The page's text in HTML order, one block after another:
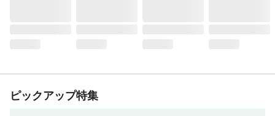
ピックアップ特集